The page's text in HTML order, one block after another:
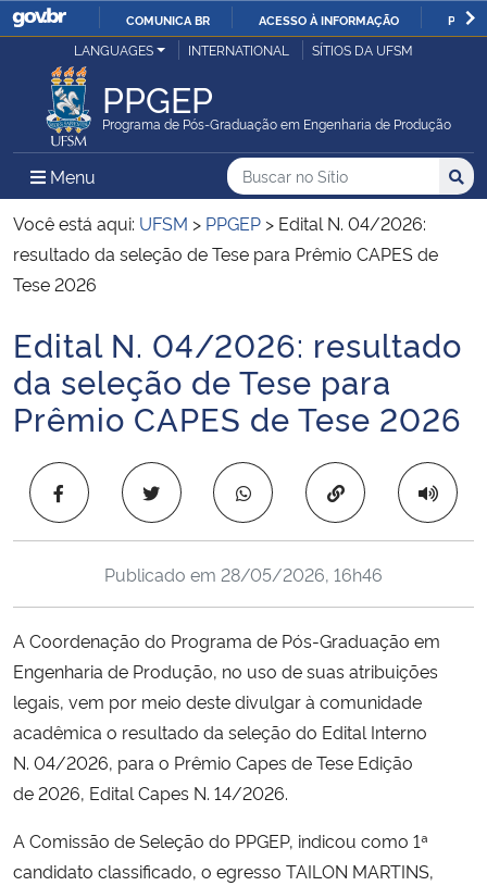
IR
COMUNICA BR ACESSO À INFORMAÇÃO
Ministério da Justiça e Segurança Pública
Ministério da Defesa
Ministério das Relações Exteriores
Ministério da Economia
Ministério da Infraestrutura
Ministério da Agricultura, Pecuária e Abastecimento
Ministério da Cidadania
Ministério da Ciência, Tecnologia, Inovações e Comunicações
Ministério do Meio Ambiente
Ministério do Turismo
Ministério do Desenvolvimento Regional
LANGUAGES INTERNATIONAL SÍTIOS DA UFSM
PPGEP
Programa de Pós-Graduação em Engenharia de Produção
Menu Menu Principal do Sítio
Busca
Buscar no no Sítio
Busca:
Você está aqui: UFSM > PPGEP > Edital N. 04/2026:
resultado da seleção de Tese para Prêmio CAPES de
Tese 2026
Início do conteúdo
Edital N. 04/2026: resultado
da seleção de Tese para
Prêmio CAPES de Tese 2026
Copiar para área
Publicado em 28/05/2026, 16h46
A Coordenação do Programa de Pós-Graduação em
Engenharia de Produção, no uso de suas atribuições
legais, vem por meio deste divulgar à comunidade
acadêmica o resultado da seleção do Edital Interno
N. 04/2026, para o Prêmio Capes de Tese Edição
de2026, Edital Capes N. 14/2026.
A Comissão de Seleção do PPGEP, indicou como 1ª
candidato classificado, o egresso TAILON MARTINS,